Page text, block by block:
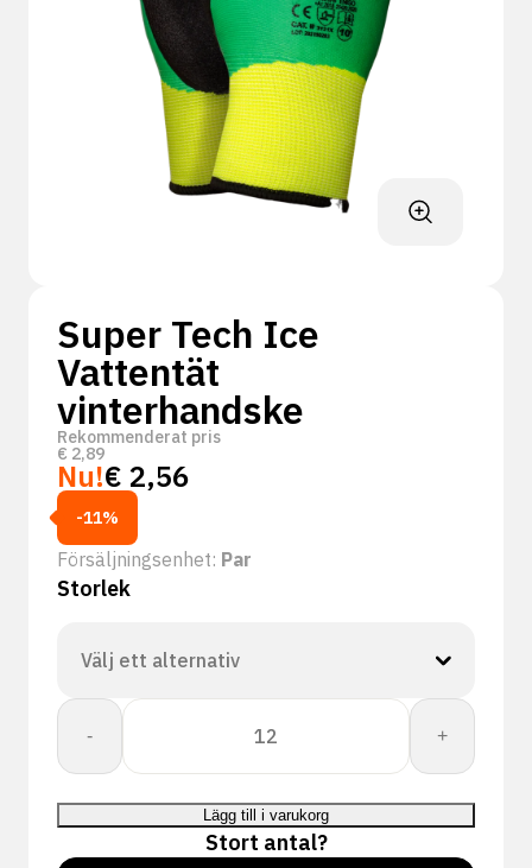
Super Tech Ice
Vattentät
vinterhandske
Rekommenderat pris
€ 2,89
Nu!€ 2,56
-11%
Försäljningsenhet: Par
Storlek
-
Super
Tech
Ice
Waterdichte
Winterhandschoen
mängd
+
Lägg till i varukorg
Stort antal?